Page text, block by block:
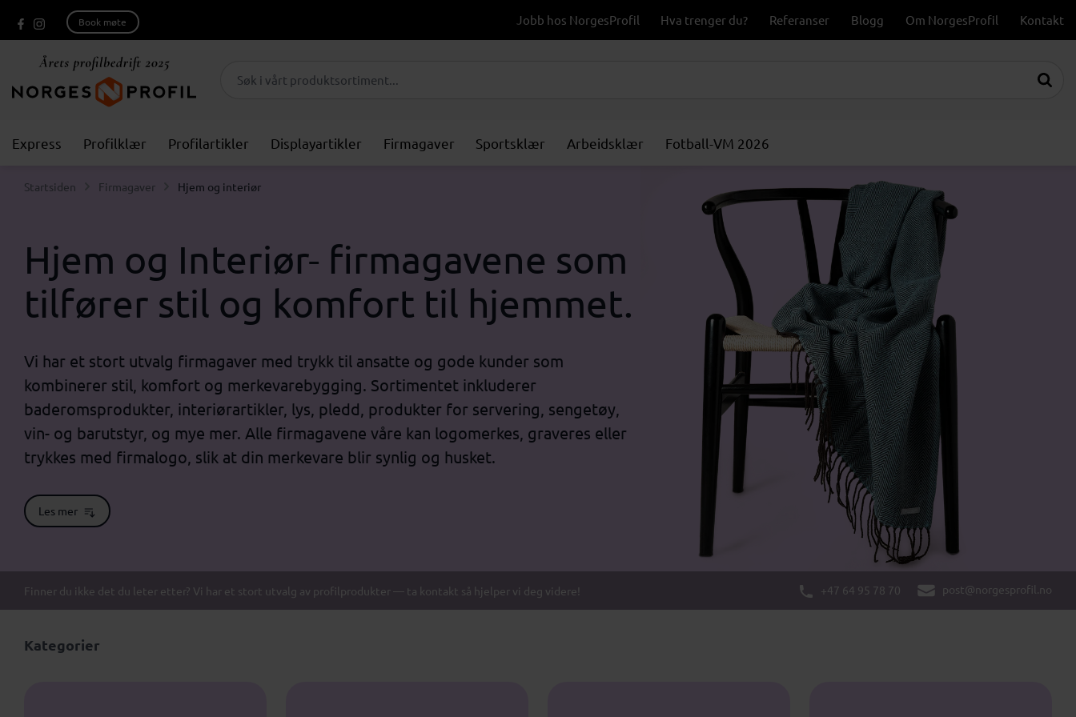
Book møte Jobb hos NorgesProfil Hva trenger du? Referanser Blogg Om NorgesProfil Kontakt
Express Profilklær Profilartikler Displayartikler Firmagaver Sportsklær Arbeidsklær Fotball-VM 2026
Startsiden Firmagaver Hjem og interiør
Hjem og Interiør- firmagavene som
tilfører stil og komfort til hjemmet.
Vi har et stort utvalg firmagaver med trykk til ansatte og gode kunder som
kombinerer stil, komfort og merkevarebygging. Sortimentet inkluderer
baderomsprodukter, interiørartikler, lys, pledd, produkter for servering, sengetøy,
vin- og barutstyr, og mye mer. Alle firmagavene våre kan logomerkes, graveres eller
trykkes med firmalogo, slik at din merkevare blir synlig og husket.
Les mer
Finner du ikke det du leter etter? Vi har et stort utvalg av profilprodukter — ta kontakt så hjelper vi deg videre! +47 64 95 78 70 post@norgesprofil.no
Kategorier